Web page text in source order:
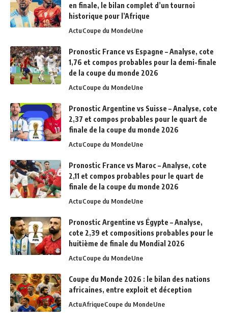
en finale, le bilan complet d’un tournoi
historique pour l’Afrique
ActuCoupe du MondeUne
Pronostic France vs Espagne – Analyse, cote
1,76 et compos probables pour la demi-finale
de la coupe du monde 2026
ActuCoupe du MondeUne
Pronostic Argentine vs Suisse – Analyse, cote
2,37 et compos probables pour le quart de
finale de la coupe du monde 2026
ActuCoupe du MondeUne
Pronostic France vs Maroc – Analyse, cote
2,11 et compos probables pour le quart de
finale de la coupe du monde 2026
ActuCoupe du MondeUne
Pronostic Argentine vs Égypte – Analyse,
cote 2,39 et compositions probables pour le
huitième de finale du Mondial 2026
ActuCoupe du MondeUne
Coupe du Monde 2026 : le bilan des nations
africaines, entre exploit et déception
ActuAfriqueCoupe du MondeUne